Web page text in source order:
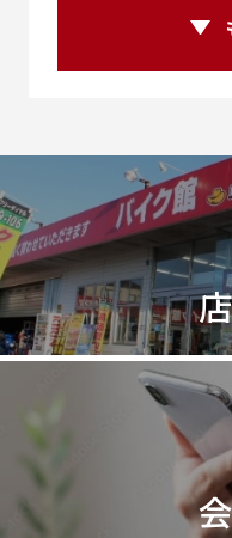
250ｃｃアドベ
2年保証付き2月
2気筒エンジン2
300㎞/ｈ30th
30th記念モデル
30周年記念モデ
320ｃｃ350cc
390DUKE390ア
3気筒エン
3気筒クロスプ
3輪スポーツバ
400ccアメリカン